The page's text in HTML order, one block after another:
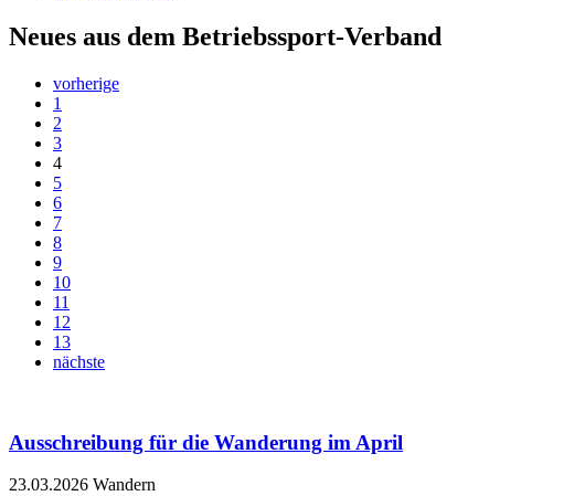
Neues aus dem Betriebssport-Verband
vorherige
1
2
3
4
5
6
7
8
9
10
11
12
13
nächste
Ausschreibung für die Wanderung im April
23.03.2026 Wandern